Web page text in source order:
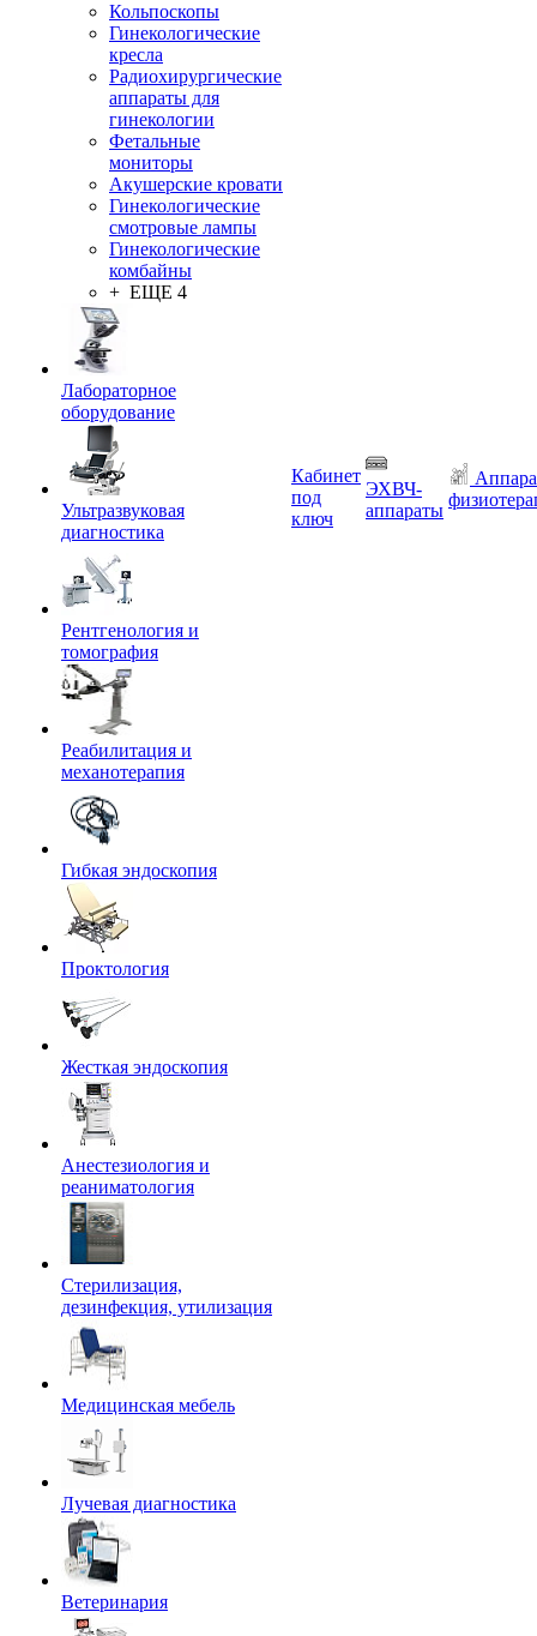
Кольпоскопы
Гинекологические
кресла
Радиохирургические
аппараты для
гинекологии
Фетальные
мониторы
Акушерские кровати
Гинекологические
смотровые лампы
Гинекологические
комбайны
+ ЕЩЕ 4
Лабораторное
оборудование
Ультразвуковая
диагностика
Рентгенология и
томография
Реабилитация и
механотерапия
Гибкая эндоскопия
Проктология
Жесткая эндоскопия
Анестезиология и
реаниматология
Стерилизация,
дезинфекция, утилизация
Медицинская мебель
Лучевая диагностика
Ветеринария
Кабинет
под
ключ
ЭХВЧ-
аппараты